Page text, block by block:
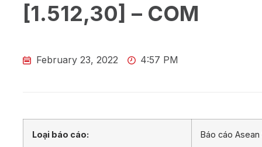
[1.512,30] – COM
February 23, 2022 4:57 PM
Loại báo cáo: Báo cáo